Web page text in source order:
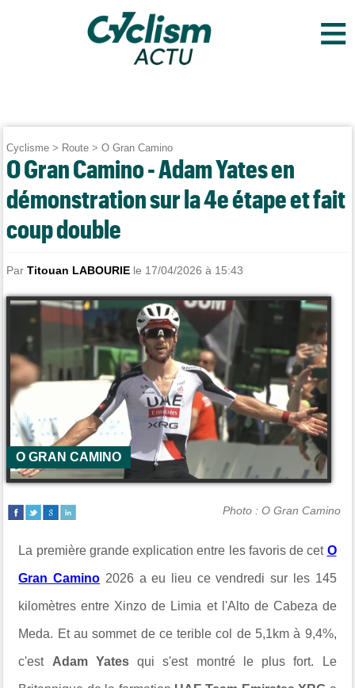
≡
Cyclisme > Route >O Gran Camino
O Gran Camino - Adam Yates en
démonstration sur la 4e étape et fait
coup double
ParTitouan LABOURIE le 17/04/2026 à 15:43
O GRAN CAMINO
Photo : O Gran Camino
La première grande explication entre les favoris de cet O
Gran Camino 2026 a eu lieu ce vendredi sur les 145
kilomètres entre Xinzo de Limia et l'Alto de Cabeza de
Meda. Et au sommet de ce terible col de 5,1km à 9,4%,
c'est Adam Yatesqui s'est montré le plus fort. Le